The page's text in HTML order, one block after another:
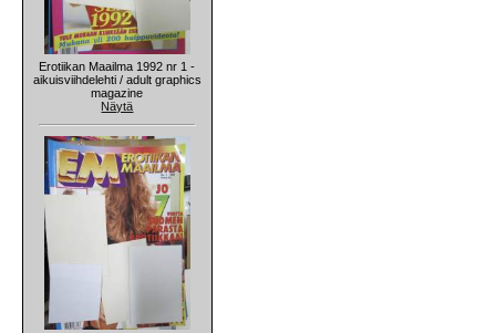
Erotiikan Maailma 1992 nr 1 -
aikuisviihdelehti / adult graphics
magazine
Näytä